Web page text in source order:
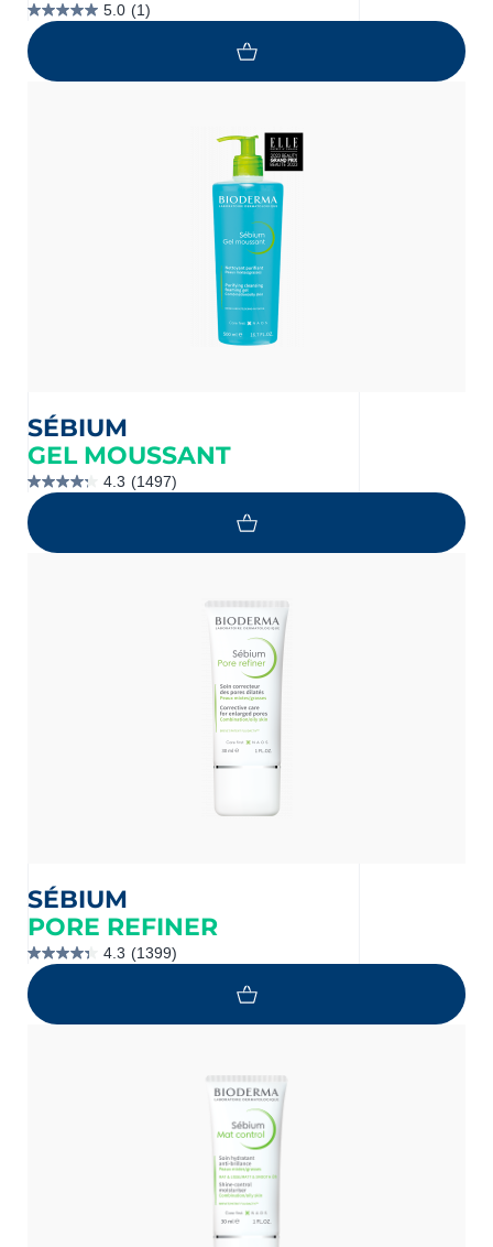
5.0 (1)
5.0
étoile(s)
sur
5.
SÉBIUM
GEL MOUSSANT
4.3 (1497)
4.3
étoile(s)
sur
5.
1497
SÉBIUM
PORE REFINER
4.3 (1399)
4.3
étoile(s)
sur
5.
1399